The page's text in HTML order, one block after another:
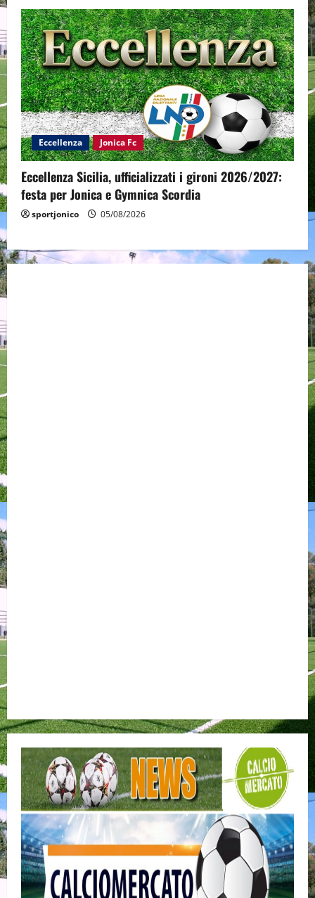
Eccellenza Jonica Fc
Eccellenza Sicilia, ufficializzati i gironi 2026/2027:
festa per Jonica e Gymnica Scordia
sportjonico 05/08/2026